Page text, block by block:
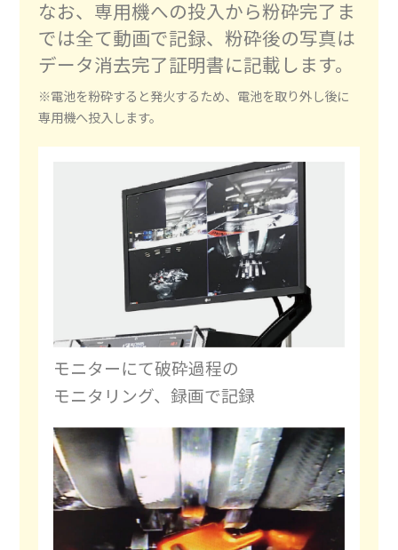
なお、専用機への投入から粉砕完了ま
では全て動画で記録、粉砕後の写真は
データ消去完了証明書に記載します。
※電池を粉砕すると発火するため、電池を取り外し後に
専用機へ投入します。
モニターにて破砕過程の
モニタリング、録画で記録